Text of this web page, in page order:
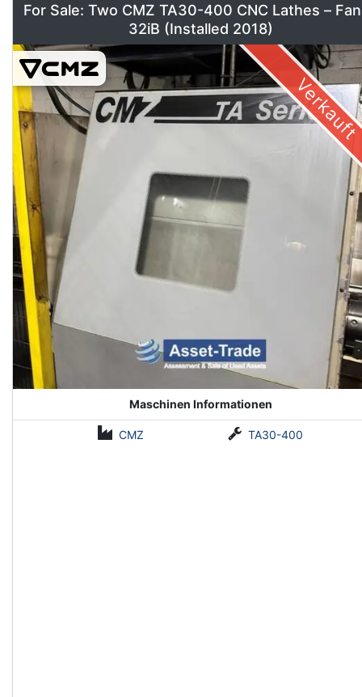
For Sale: Two CMZ TA30-400 CNC Lathes –
32iB (Installed 2018)
Verkauft
Maschinen Informationen
CMZ TA30-400